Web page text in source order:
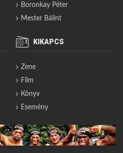
Boronkay Péter
Mester Bálint
KIKAPCS
Zene
Film
Könyv
Esemény